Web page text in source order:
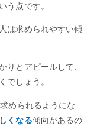
う点です。
は求められやすい傾
りとアピールして、
でしょう。
められるようにな
くなる傾向があるの